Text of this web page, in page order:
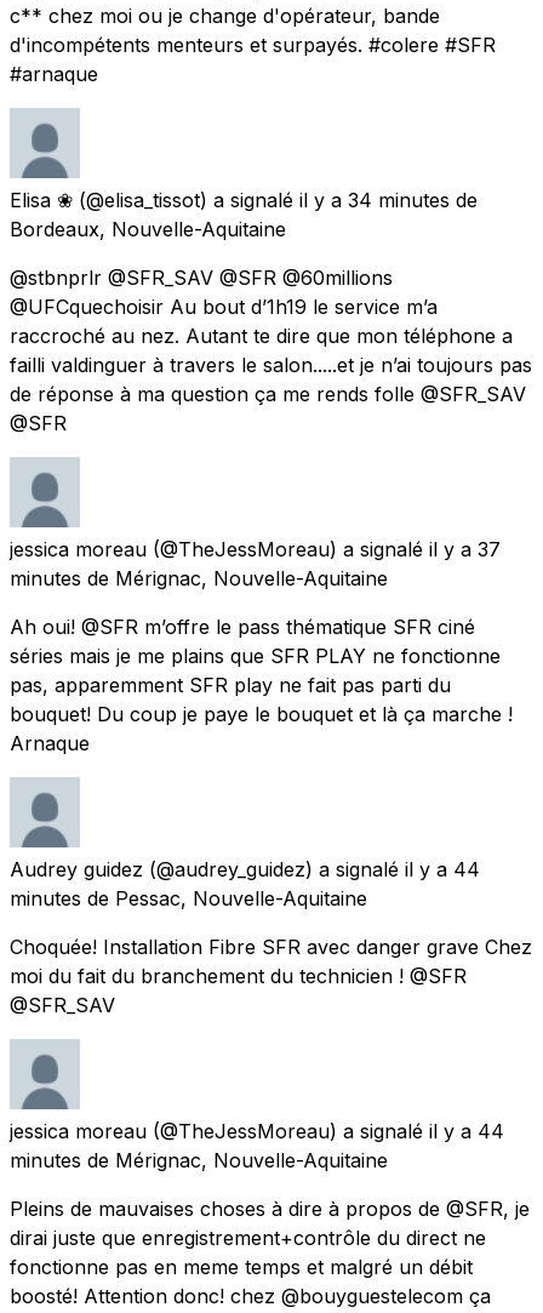
c** chez moi ou je change d'opérateur, bande
d'incompétents menteurs et surpayés. #colere #SFR
#arnaque
Elisa ❀ (@elisa_tissot) a signalé il y a 34 minutes de
Bordeaux, Nouvelle-Aquitaine
@stbnprlr @SFR_SAV @SFR @60millions
@UFCquechoisir Au bout d’1h19 le service m’a
raccroché au nez. Autant te dire que mon téléphone a
failli valdinguer à travers le salon.....et je n’ai toujours pas
de réponse à ma question ça me rends folle @SFR_SAV
@SFR
jessica moreau (@TheJessMoreau) a signalé il y a 37
minutes de Mérignac, Nouvelle-Aquitaine
Ah oui! @SFR m’offre le pass thématique SFR ciné
séries mais je me plains que SFR PLAY ne fonctionne
pas, apparemment SFR play ne fait pas parti du
bouquet! Du coup je paye le bouquet et là ça marche !
Arnaque
Audrey guidez (@audrey_guidez) a signalé il y a 44
minutes de Pessac, Nouvelle-Aquitaine
Choquée! Installation Fibre SFR avec danger grave Chez
moi du fait du branchement du technicien ! @SFR
@SFR_SAV
jessica moreau (@TheJessMoreau) a signalé il y a 44
minutes de Mérignac, Nouvelle-Aquitaine
Pleins de mauvaises choses à dire à propos de @SFR, je
dirai juste que enregistrement+contrôle du direct ne
fonctionne pas en meme temps et malgré un débit
boosté! Attention donc! chez @bouyguestelecom ça